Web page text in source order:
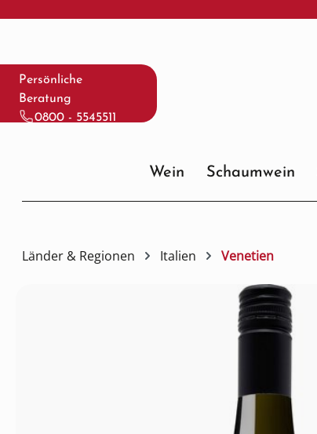
Hauptinhalt springen
Zur Suche springen
Zur Hauptnavigation springen
Persönliche
Beratung
0800 - 5545511
Wein Schaumwein
Länder & Regionen Italien Venetien